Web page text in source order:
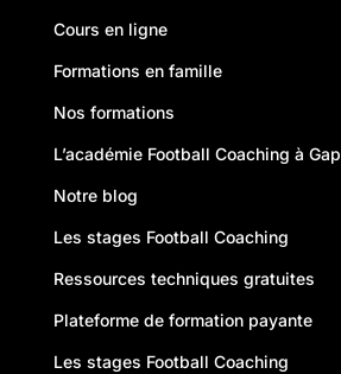
Cours en ligne
Formations en famille
Nos formations
L’académie Football Coaching à Gap
Notre blog
Les stages Football Coaching
Ressources techniques gratuites
Plateforme de formation payante
Les stages Football Coaching